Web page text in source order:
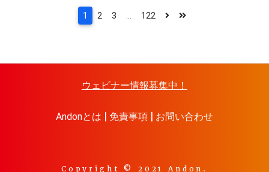
1 2 3 ... 122
ウェビナー情報募集中！
Andonとは 免責事項 お問い合わせ
Copyright © 2021 Andon.